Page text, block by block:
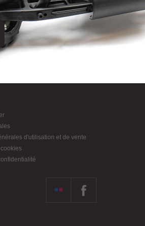
d'utilisation et de vente